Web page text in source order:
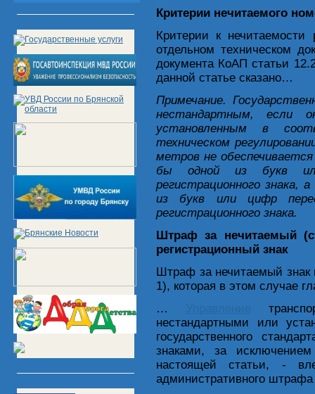
Критерии нечитаемого
Критерии к
отдельном техническом
документа КоАП статьи
данной статье сказано…
Примечание.
нестандартным, если
установленным в
техническом
метров не
бы одной из букв или
регистрационного знака,
из букв или цифр
регистрационного знака.
Штраф за нечитаемый
регистрационный знак
Штраф за нечитаемый
1), которая в этом случае
…
нестандартными или
государственного
знаками, за
настоящей статьи, -
административного